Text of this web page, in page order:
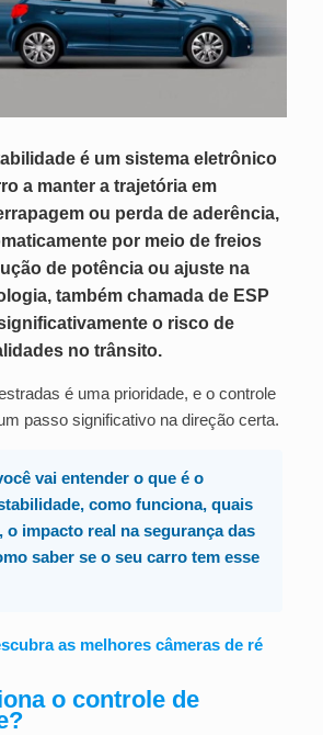
é um sistema eletrônico
a manter a trajetória em
ou perda de aderência,
por meio de freios
de potência ou ajuste na
também chamada de ESP
o risco de
no trânsito.
é uma prioridade, e o controle
passo significativo na direção certa.
vai entender o que é o
como funciona, quais
o impacto real na segurança das
saber se o seu carro tem esse
as melhores câmeras de ré
o controle de